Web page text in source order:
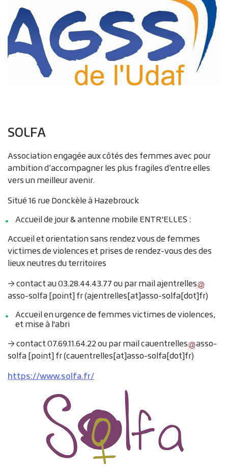
SOLFA
Association engagée aux côtés des femmes avec pour
ambition d’accompagner les plus fragiles d’entre elles
vers un meilleur avenir.
Situé 16 rue Donckèle à Hazebrouck
Accueil de jour & antenne mobile ENTR'ELLES :
Accueil et orientation sans rendez vous de femmes
victimes de violences et prises de rendez-vous des des
lieux neutres du territoires
→ contact au 03.28.44.43.77 ou par mailajentrelles
asso-solfa[point]fr(ajentrelles[at]asso-solfa[dot]fr)
Accueil en urgence de femmes victimes de violences,
et mise à l'abri
→ contact 07.69.11.64.22 ou par mailcauentrelles asso-
solfa[point]fr(cauentrelles[at]asso-solfa[dot]fr)
https://www.solfa.fr/